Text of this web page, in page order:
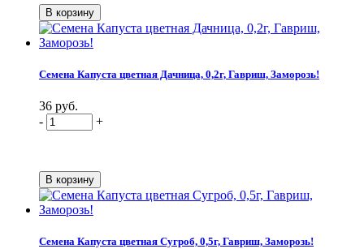
Семена Капуста цветная Дачница, 0,2г, Гавриш, Заморозь!
36 руб.
-
+
Семена Капуста цветная Сугроб, 0,5г, Гавриш, Заморозь!